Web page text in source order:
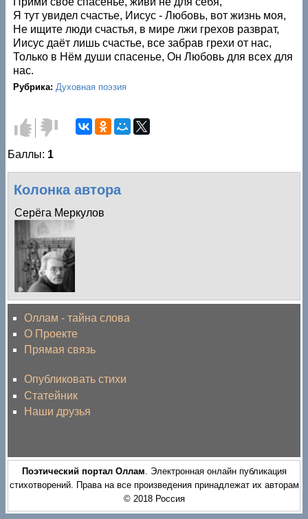
Я тут увидел счастье, Иисус - Любовь, вот жизнь моя,
Не ищите люди счастья, в мире лжи грехов разврат,
Иисус даёт лишь счастье, все забрав грехи от нас,
Только в Нём души спасенье, Он Любовь для всех для
нас.
Рубрика: Духовная поэзия
Голос
за!
Голос
против!
Баллы: 1
Колонка автора
Серёга Меркулов
Оллам - тайна слова
О Проекте
Прямая связь
Опубликовать стихи
Статейник
Наши друзья
Поэтический портал Оллам. Электронная онлайн публикация
стихотворений. Права на все произведения принадлежат их авторам
© 2018 Россия